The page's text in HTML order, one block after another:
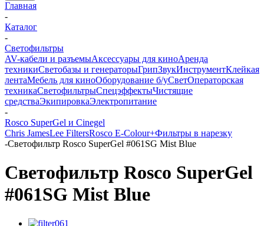
Главная
-
Каталог
-
Светофильтры
AV-кабели и разъемыАксессуары для киноАренда
техникиСветобазы и генераторыГрипЗвукИнструментКлейкая
лентаМебель для киноОборудование б/уСветОператорская
техникаСветофильтрыСпецэффектыЧистящие
средстваЭкипировкаЭлектропитание
-
Rosco SuperGel и Cinegel
Chris JamesLee FiltersRosco E-Colour+Фильтры в нарезку
-Светофильтр Rosco SuperGel #061SG Mist Blue
Светофильтр Rosco SuperGel
#061SG Mist Blue